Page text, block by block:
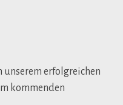
unserem erfolgreichen
kommenden